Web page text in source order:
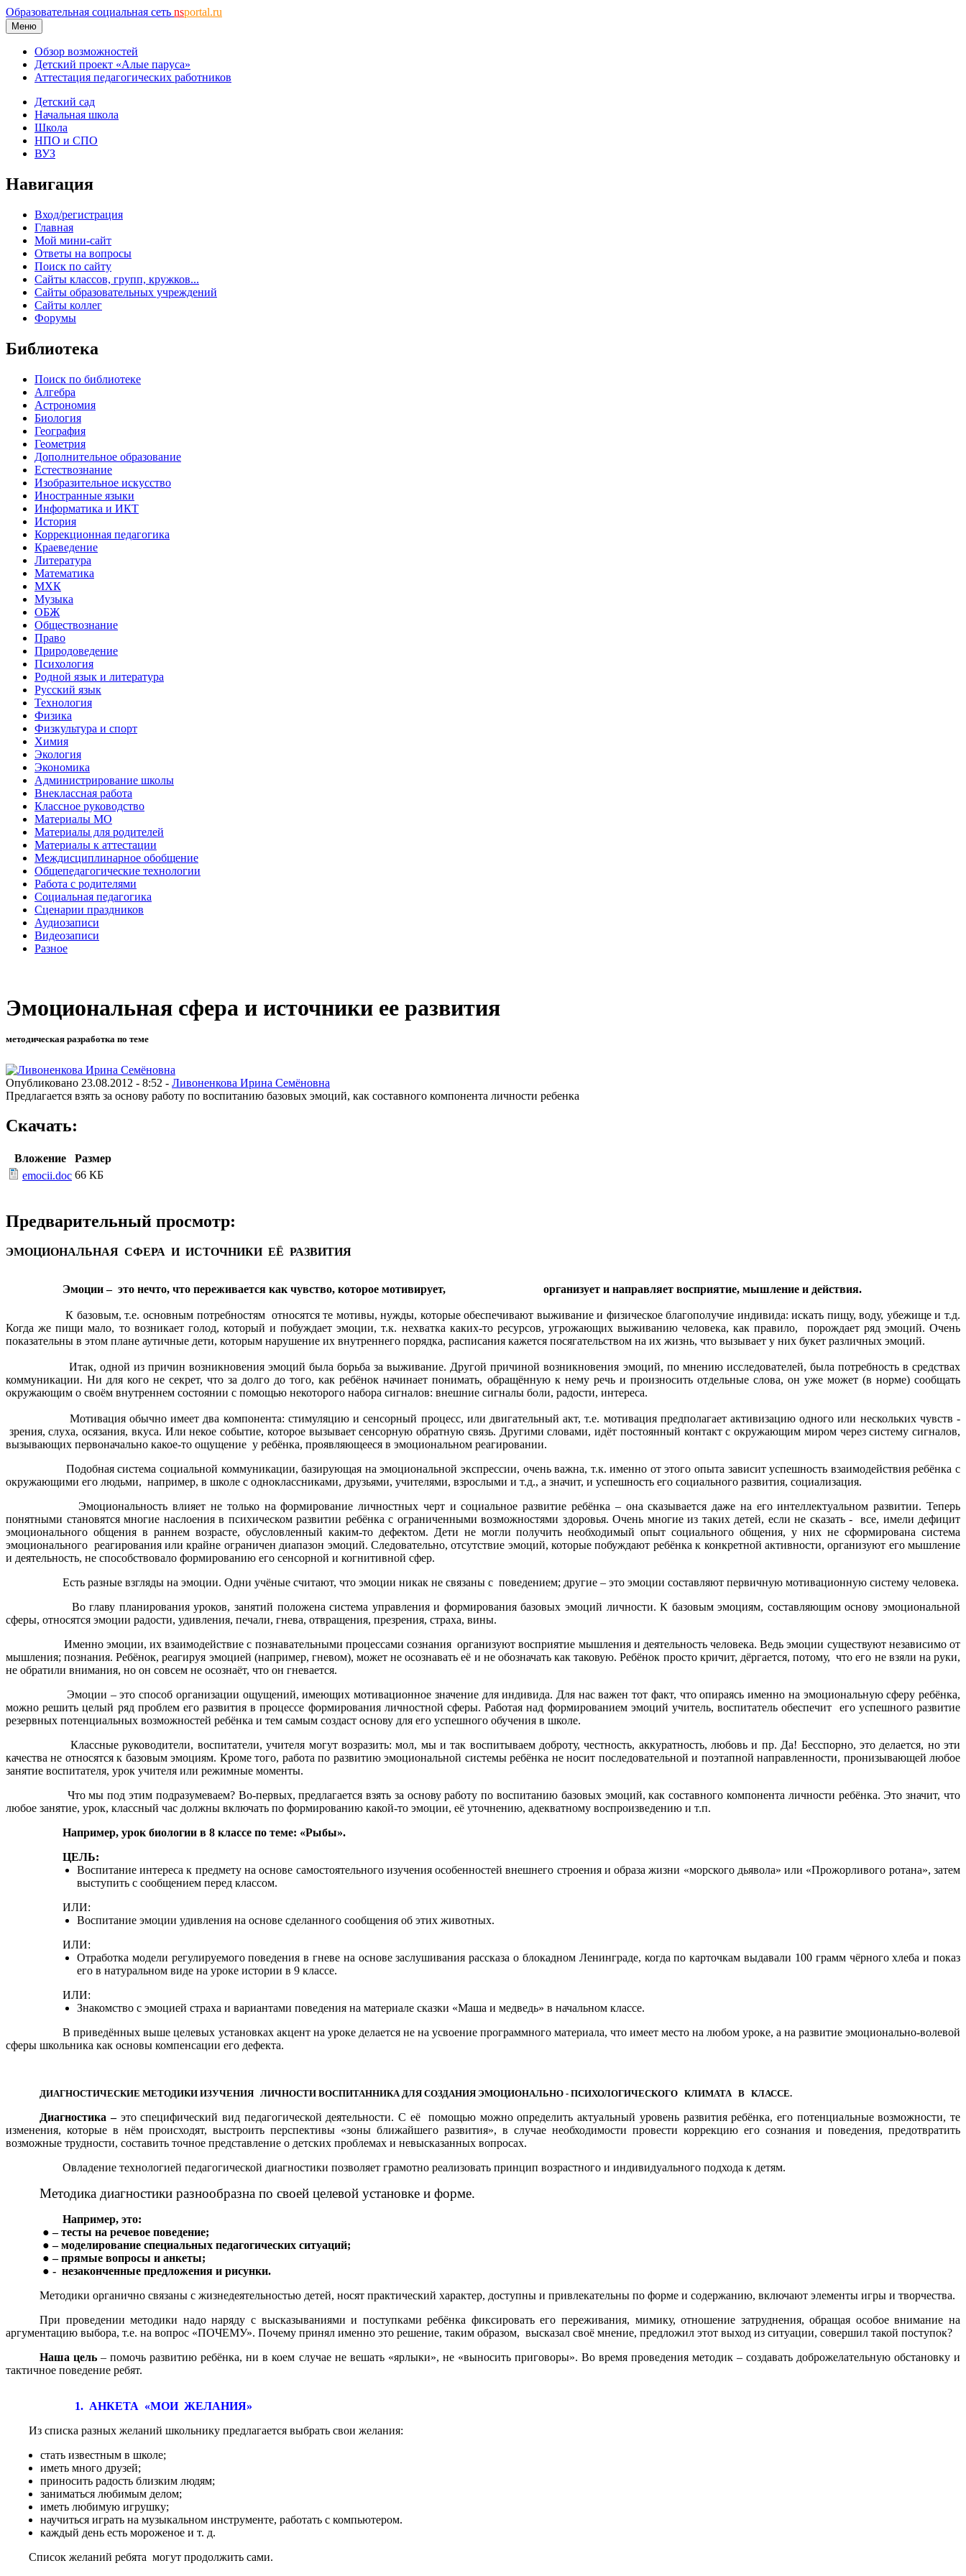
Образовательная социальная сеть nsportal.ru
Меню
Обзор возможностей
Детский проект «Алые паруса»
Аттестация педагогических работников
Детский сад
Начальная школа
Школа
НПО и СПО
ВУЗ
Навигация
Вход/регистрация
Главная
Мой мини-сайт
Ответы на вопросы
Поиск по сайту
Сайты классов, групп, кружков...
Сайты образовательных учреждений
Сайты коллег
Форумы
Библиотека
Поиск по библиотеке
Алгебра
Астрономия
Биология
География
Геометрия
Дополнительное образование
Естествознание
Изобразительное искусство
Иностранные языки
Информатика и ИКТ
История
Коррекционная педагогика
Краеведение
Литература
Математика
МХК
Музыка
ОБЖ
Обществознание
Право
Природоведение
Психология
Родной язык и литература
Русский язык
Технология
Физика
Физкультура и спорт
Химия
Экология
Экономика
Администрирование школы
Внеклассная работа
Классное руководство
Материалы МО
Материалы для родителей
Материалы к аттестации
Междисциплинарное обобщение
Общепедагогические технологии
Работа с родителями
Социальная педагогика
Сценарии праздников
Аудиозаписи
Видеозаписи
Разное
Эмоциональная сфера и источники ее развития
методическая разработка по теме
Опубликовано 23.08.2012 - 8:52 - Ливоненкова Ирина Семёновна
Предлагается взять за основу работу по воспитанию базовых эмоций, как составного компонента личности ребенка
Скачать:
Вложение
Размер
emocii.doc 66 КБ
Предварительный просмотр:
ЭМОЦИОНАЛЬНАЯ СФЕРА И ИСТОЧНИКИ ЕЁ РАЗВИТИЯ
Эмоции – это нечто, что переживается как чувство, которое мотивирует, организует и направляет восприятие, мышление и действия.
К базовым, т.е. основным потребностям относятся те мотивы, нужды, которые обеспечивают выживание и физическое благополучие индивида: искать пищу, воду, убежище и т.д.
Когда же пищи мало, то возникает голод, который и побуждает эмоции, т.к. нехватка каких-то ресурсов, угрожающих выживанию человека, как правило, порождает ряд эмоций. Очень
показательны в этом плане аутичные дети, которым нарушение их внутреннего порядка, расписания кажется посягательством на их жизнь, что вызывает у них букет различных эмоций.
Итак, одной из причин возникновения эмоций была борьба за выживание. Другой причиной возникновения эмоций, по мнению исследователей, была потребность в средствах
коммуникации. Ни для кого не секрет, что за долго до того, как ребёнок начинает понимать, обращённую к нему речь и произносить отдельные слова, он уже может (в норме) сообщать
окружающим о своём внутреннем состоянии с помощью некоторого набора сигналов: внешние сигналы боли, радости, интереса.
Мотивация обычно имеет два компонента: стимуляцию и сенсорный процесс, или двигательный акт, т.е. мотивация предполагает активизацию одного или нескольких чувств -
зрения, слуха, осязания, вкуса. Или некое событие, которое вызывает сенсорную обратную связь. Другими словами, идёт постоянный контакт с окружающим миром через систему сигналов,
вызывающих первоначально какое-то ощущение у ребёнка, проявляющееся в эмоциональном реагировании.
Подобная система социальной коммуникации, базирующая на эмоциональной экспрессии, очень важна, т.к. именно от этого опыта зависит успешность взаимодействия ребёнка с
окружающими его людьми, например, в школе с одноклассниками, друзьями, учителями, взрослыми и т.д., а значит, и успешность его социального развития, социализация.
Эмоциональность влияет не только на формирование личностных черт и социальное развитие ребёнка – она сказывается даже на его интеллектуальном развитии. Теперь
понятными становятся многие наслоения в психическом развитии ребёнка с ограниченными возможностями здоровья. Очень многие из таких детей, если не сказать - все, имели дефицит
эмоционального общения в раннем возрасте, обусловленный каким-то дефектом. Дети не могли получить необходимый опыт социального общения, у них не сформирована система
эмоционального реагирования или крайне ограничен диапазон эмоций. Следовательно, отсутствие эмоций, которые побуждают ребёнка к конкретной активности, организуют его мышление
и деятельность, не способствовало формированию его сенсорной и когнитивной сфер.
Есть разные взгляды на эмоции. Одни учёные считают, что эмоции никак не связаны с поведением; другие – это эмоции составляют первичную мотивационную систему человека.
Во главу планирования уроков, занятий положена система управления и формирования базовых эмоций личности. К базовым эмоциям, составляющим основу эмоциональной
сферы, относятся эмоции радости, удивления, печали, гнева, отвращения, презрения, страха, вины.
Именно эмоции, их взаимодействие с познавательными процессами сознания организуют восприятие мышления и деятельность человека. Ведь эмоции существуют независимо от
мышления; познания. Ребёнок, реагируя эмоцией (например, гневом), может не осознавать её и не обозначать как таковую. Ребёнок просто кричит, дёргается, потому, что его не взяли на руки,
не обратили внимания, но он совсем не осознаёт, что он гневается.
Эмоции – это способ организации ощущений, имеющих мотивационное значение для индивида. Для нас важен тот факт, что опираясь именно на эмоциональную сферу ребёнка,
можно решить целый ряд проблем его развития в процессе формирования личностной сферы. Работая над формированием эмоций учитель, воспитатель обеспечит его успешного развитие
резервных потенциальных возможностей ребёнка и тем самым создаст основу для его успешного обучения в школе.
Классные руководители, воспитатели, учителя могут возразить: мол, мы и так воспитываем доброту, честность, аккуратность, любовь и пр. Да! Бесспорно, это делается, но эти
качества не относятся к базовым эмоциям. Кроме того, работа по развитию эмоциональной системы ребёнка не носит последовательной и поэтапной направленности, пронизывающей любое
занятие воспитателя, урок учителя или режимные моменты.
Что мы под этим подразумеваем? Во-первых, предлагается взять за основу работу по воспитанию базовых эмоций, как составного компонента личности ребёнка. Это значит, что
любое занятие, урок, классный час должны включать по формированию какой-то эмоции, её уточнению, адекватному воспроизведению и т.п.
Например, урок биологии в 8 классе по теме: «Рыбы».
ЦЕЛЬ:
Воспитание интереса к предмету на основе самостоятельного изучения особенностей внешнего строения и образа жизни «морского дьявола» или «Прожорливого ротана», затем
выступить с сообщением перед классом.
ИЛИ:
Воспитание эмоции удивления на основе сделанного сообщения об этих животных.
ИЛИ:
Отработка модели регулируемого поведения в гневе на основе заслушивания рассказа о блокадном Ленинграде, когда по карточкам выдавали 100 грамм чёрного хлеба и показ
его в натуральном виде на уроке истории в 9 классе.
ИЛИ:
Знакомство с эмоцией страха и вариантами поведения на материале сказки «Маша и медведь» в начальном классе.
В приведённых выше целевых установках акцент на уроке делается не на усвоение программного материала, что имеет место на любом уроке, а на развитие эмоционально-волевой
сферы школьника как основы компенсации его дефекта.
ДИАГНОСТИЧЕСКИЕ МЕТОДИКИ ИЗУЧЕНИЯ ЛИЧНОСТИ ВОСПИТАННИКА ДЛЯ СОЗДАНИЯ ЭМОЦИОНАЛЬНО - ПСИХОЛОГИЧЕСКОГО КЛИМАТА В КЛАССЕ.
Диагностика – это специфический вид педагогической деятельности. С её помощью можно определить актуальный уровень развития ребёнка, его потенциальные возможности, те
изменения, которые в нём происходят, выстроить перспективы «зоны ближайшего развития», в случае необходимости провести коррекцию его сознания и поведения, предотвратить
возможные трудности, составить точное представление о детских проблемах и невысказанных вопросах.
Овладение технологией педагогической диагностики позволяет грамотно реализовать принцип возрастного и индивидуального подхода к детям.
Методика диагностики разнообразна по своей целевой установке и форме.
Например, это:
● – тесты на речевое поведение;
● – моделирование специальных педагогических ситуаций;
● – прямые вопросы и анкеты;
● - незаконченные предложения и рисунки.
Методики органично связаны с жизнедеятельностью детей, носят практический характер, доступны и привлекательны по форме и содержанию, включают элементы игры и творчества.
При проведении методики надо наряду с высказываниями и поступками ребёнка фиксировать его переживания, мимику, отношение затруднения, обращая особое внимание на
аргументацию выбора, т.е. на вопрос «ПОЧЕМУ». Почему принял именно это решение, таким образом, высказал своё мнение, предложил этот выход из ситуации, совершил такой поступок?
Наша цель – помочь развитию ребёнка, ни в коем случае не вешать «ярлыки», не «выносить приговоры». Во время проведения методик – создавать доброжелательную обстановку и
тактичное поведение ребят.
1. АНКЕТА «МОИ ЖЕЛАНИЯ»
Из списка разных желаний школьнику предлагается выбрать свои желания:
стать известным в школе;
иметь много друзей;
приносить радость близким людям;
заниматься любимым делом;
иметь любимую игрушку;
научиться играть на музыкальном инструменте, работать с компьютером.
каждый день есть мороженое и т. д.
Список желаний ребята могут продолжить сами.